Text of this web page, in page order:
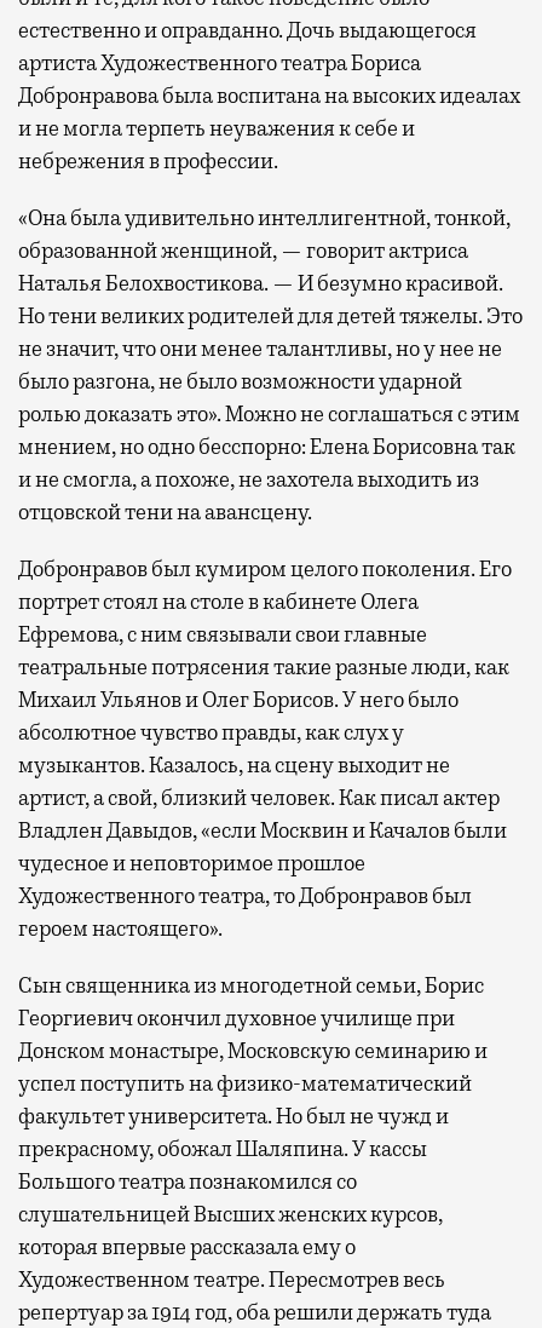
естественно и оправданно. Дочь выдающегося
артиста Художественного театра Бориса
Добронравова была воспитана на высоких идеалах
и не могла терпеть неуважения к себе и
небрежения в профессии.
«Она была удивительно интеллигентной, тонкой,
образованной женщиной, — говорит актриса
Наталья Белохвостикова. — И безумно красивой.
Но тени великих родителей для детей тяжелы. Это
не значит, что они менее талантливы, но у нее не
было разгона, не было возможности ударной
ролью доказать это». Можно не соглашаться с этим
мнением, но одно бесспорно: Елена Борисовна так
и не смогла, а похоже, не захотела выходить из
отцовской тени на авансцену.
Добронравов был кумиром целого поколения. Его
портрет стоял на столе в кабинете Олега
Ефремова, с ним связывали свои главные
театральные потрясения такие разные люди, как
Михаил Ульянов и Олег Борисов. У него было
абсолютное чувство правды, как слух у
музыкантов. Казалось, на сцену выходит не
артист, а свой, близкий человек. Как писал актер
Владлен Давыдов, «если Москвин и Качалов были
чудесное и неповторимое прошлое
Художественного театра, то Добронравов был
героем настоящего».
Сын священника из многодетной семьи, Борис
Георгиевич окончил духовное училище при
Донском монастыре, Московскую семинарию и
успел поступить на физико-математический
факультет университета. Но был не чужд и
прекрасному, обожал Шаляпина. У кассы
Большого театра познакомился со
слушательницей Высших женских курсов,
которая впервые рассказала ему о
Художественном театре. Пересмотрев весь
репертуар за 1914 год, оба решили держать туда